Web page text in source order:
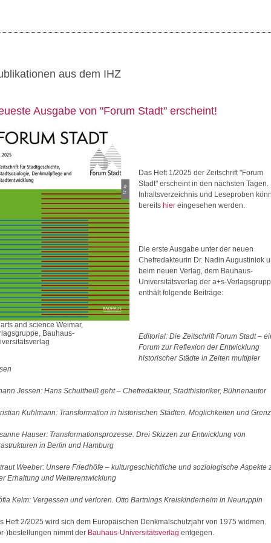
aus dem IHZ
Ausgabe von "Forum Stadt" erscheint!
and science Weimar,
Bauhaus-
Das Heft 1/2025 der Zeitschrift "Forum
Stadt" erscheint in den nächsten Tagen.
Inhaltsverzeichnis und Leseproben
bereits hier eingesehen werden.
Die erste Ausgabe unter der neuen
Chefredakteurin Dr. Nadin Augustiniok
beim neuen Verlag, dem Bauhaus-
Universitätsverlag der a+s-
enthält folgende Beiträge:
Editorial: Die Zeitschrift Forum Stadt –
Forum zur Reflexion der Entwicklung
historischer Städte in Zeiten multipler
Jessen: Hans Schultheiß geht – Chefredakteur, Stadthistoriker, Bühnenautor
Kuhlmann: Transformation in historischen Städten. Möglichkeiten und
Hauser: Transformationsprozesse. Drei Skizzen zur Entwicklung von
in Berlin und Hamburg
Weeber: Unsere Friedhöfe – kulturgeschichtliche und soziologische Aspekte
Erhaltung und Weiterentwicklung
Kelm: Vergessen und verloren. Otto Bartnings Kreiskinderheim in Neuruppin
Heft 2/2025 wird sich dem Europäischen Denkmalschutzjahr von 1975 widmen.
)bestellungen nimmt der Bauhaus-Universitätsverlag entgegen.